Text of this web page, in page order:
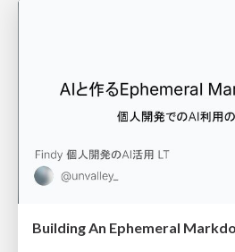
Building An Ephemeral